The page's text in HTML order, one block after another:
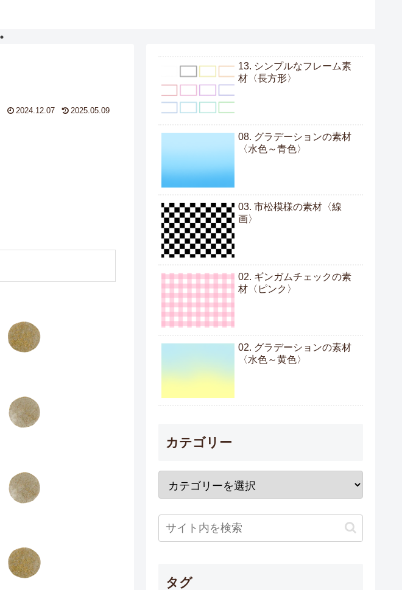
2024.12.07 2025.05.09
13. シンプルなフレーム素
材〈長方形〉
08. グラデーションの素材
〈水色～青色〉
03. 市松模様の素材〈線
画〉
02. ギンガムチェックの素
材〈ピンク〉
02. グラデーションの素材
〈水色～黄色〉
カテゴリー
タグ